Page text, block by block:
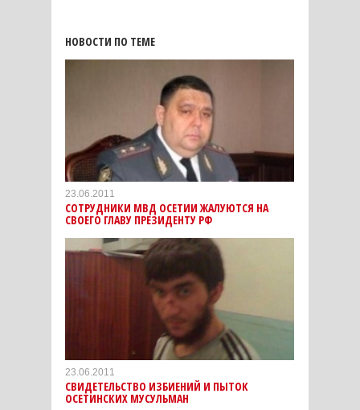
НОВОСТИ ПО ТЕМЕ
23.06.2011
СОТРУДНИКИ МВД ОСЕТИИ ЖАЛУЮТСЯ НА
СВОЕГО ГЛАВУ ПРЕЗИДЕНТУ РФ
23.06.2011
СВИДЕТЕЛЬСТВО ИЗБИЕНИЙ И ПЫТОК
ОСЕТИНСКИХ МУСУЛЬМАН